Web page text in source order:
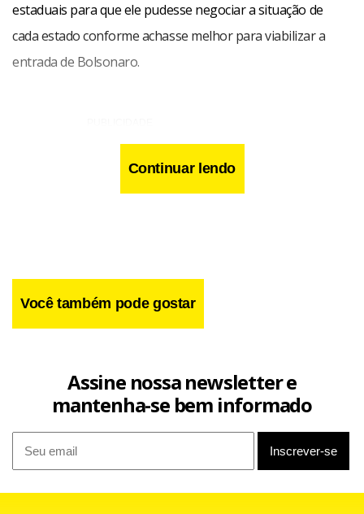
estaduais para que ele pudesse negociar a situação de
cada estado conforme achasse melhor para viabilizar a
entrada de Bolsonaro.
aumentar a bancada de deputados e senadores.
Facebook
WhatsApp
LinkedIn
Twitter
X Telegram
Share
Continuar lendo
Você também pode gostar
Assine nossa newsletter e
mantenha-se bem informado